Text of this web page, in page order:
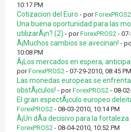
10:17 PM
Cotizacion del Euro - porForexPROS2
Una buena oportunidad para las
utilizarÃ¡n? (2) - porForexPROS2 -
Â¡Muchos cambios se avecinan! -
10:08 PM
Â¡Los mercados en espera,
porForexPROS2 - 07-29-2010, 08:45 PM
Las monedas europeas se
obstÃ¡culos! - porForexPROS2 - 08-
El gran espectÃ¡culo europeo
ForexPROS2 - 08-03-2010, 10:14 PM
Â¡Un dÃ­a decisivo para la fortaleza
ForexPROS2 - 08-04-2010, 10:52 PM